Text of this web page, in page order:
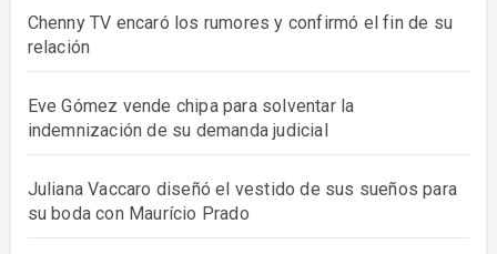
Chenny TV encaró los rumores y confirmó el fin de su
relación
Eve Gómez vende chipa para solventar la
indemnización de su demanda judicial
Juliana Vaccaro diseñó el vestido de sus sueños para
su boda con Maurício Prado